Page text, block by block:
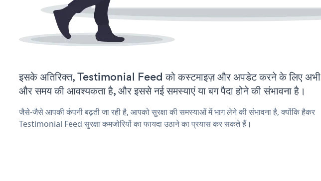
इसके अतिरिक्त, Testimonial Feed को कस्टमाइज़ और अपडेट करने के लिए अभी
और समय की आवश्यकता है, और इससे नई समस्याएं या बग पैदा होने की संभावना है।
जैसे-जैसे आपकी कंपनी बढ़ती जा रही है, आपको सुरक्षा की समस्याओं में भाग लेने की संभावना है, क्योंकि हैकर
Testimonial Feed सुरक्षा कमजोरियों का फायदा उठाने का प्रयास कर सकते हैं।